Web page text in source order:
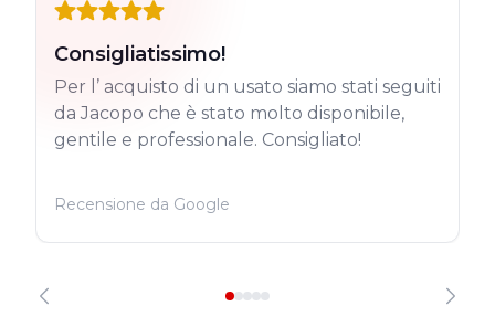
Consigliatissimo!
Per l’ acquisto di un usato siamo stati seguiti
da Jacopo che è stato molto disponibile,
gentile e professionale. Consigliato!
Recensione da Google